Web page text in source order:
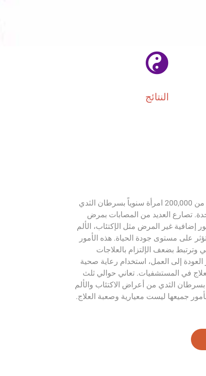
النتائج
يتم تشخيص أكثر من 200,000 امرأة سنوياً بسرطان الثدي
تصارع العديد من المصابات بمرض
إضافية غير المرض مثل الإكتئاب، الألم
على مستوى جودة الحياة. هذه الأمور
بضعف الإلتزام بالعلاجات
العودة إلى العمل، استخدام رعاية صحية
في المستشفيات. تعاني حوالي ثلث
بسرطان الثدي من أعراض الاكتئاب والألم
جميعها ليست معيارية وصعبة العلاج.